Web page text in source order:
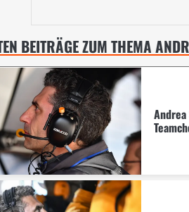
BEITRÄGE ZUM THEMA